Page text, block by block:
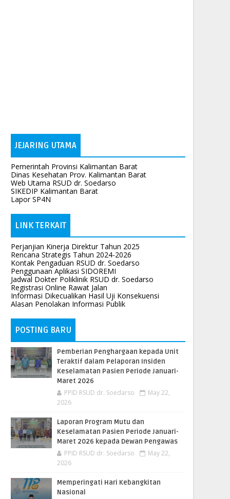
JEJARING UTAMA
Pemerintah Provinsi Kalimantan Barat
Dinas Kesehatan Prov. Kalimantan Barat
Web Utama RSUD dr. Soedarso
SIKEDIP Kalimantan Barat
Lapor SP4N
LINK TERKAIT
Perjanjian Kinerja Direktur Tahun 2025
Rencana Strategis Tahun 2024-2026
Kontak Pengaduan RSUD dr. Soedarso
Penggunaan Aplikasi SIDOREMI
Jadwal Dokter Poliklinik RSUD dr. Soedarso
Registrasi Online Rawat Jalan
Informasi Dikecualikan Hasil Uji Konsekuensi
Alasan Penolakan Informasi Publik
POSTING BARU
Pemberian Penghargaan kepada Unit
Teraktif dalam Pelaporan Insiden
Keselamatan Pasien Periode Januari-
Maret 2026
PPID RSUD dr. Soedarso
May 22,
2026
Laporan Program Mutu dan
Keselamatan Pasien Periode Januari-
Maret 2026 kepada Dewan Pengawas
PPID RSUD dr. Soedarso
May 22,
2026
Memperingati Hari Kebangkitan
Nasional